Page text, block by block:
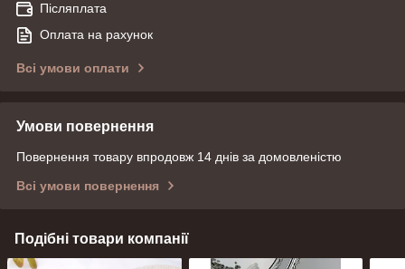
Післяплата
Оплата на рахунок
Всі умови оплати
Умови повернення
Повернення товару впродовж 14 днів за домовленістю
Всі умови повернення
Подібні товари компанії